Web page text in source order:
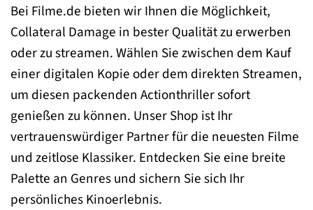
Bei Filme.de bieten wir Ihnen die Möglichkeit,
Collateral Damage in bester Qualität zu erwerben
oder zu streamen. Wählen Sie zwischen dem Kauf
einer digitalen Kopie oder dem direkten Streamen,
um diesen packenden Actionthriller sofort
genießen zu können. Unser Shop ist Ihr
vertrauenswürdiger Partner für die neuesten Filme
und zeitlose Klassiker. Entdecken Sie eine breite
Palette an Genres und sichern Sie sich Ihr
persönliches Kinoerlebnis.